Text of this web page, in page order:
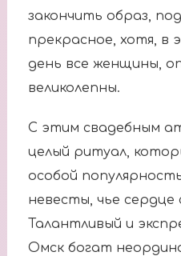
закончить образ,
прекрасное, хотя, в
день все женщины,
великолепны.
С этим свадебным
целый ритуал,
особой
невесты, чье сердце
Талантливый и
Омск богат